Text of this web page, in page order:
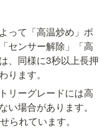
って「高温炒め」ボ
センサー解除」「高
、同様に3秒以上長押
ります。
リーグレードには高
場合があります。
られています。